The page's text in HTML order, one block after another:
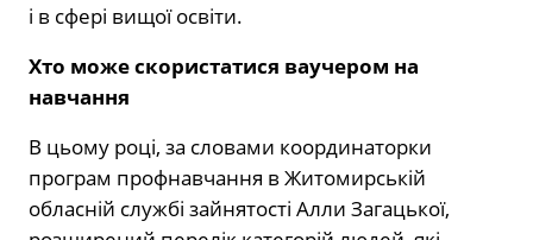
і в сфері вищої освіти.
Хто може скористатися ваучером на
навчання
В цьому році, за словами координаторки
програм профнавчання в Житомирській
обласній службі зайнятості Алли Загацької,